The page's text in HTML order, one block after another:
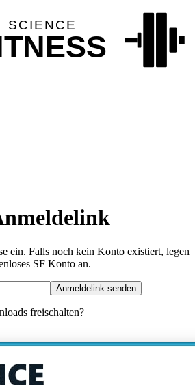
ein. Falls noch kein Konto existiert, legen
SF Konto an.
Anmeldelink senden
freischalten?